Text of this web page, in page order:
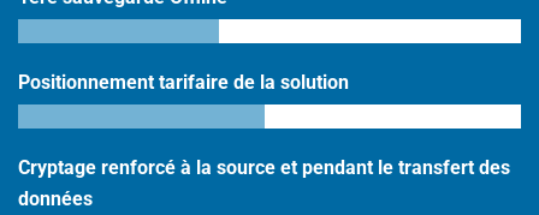
Positionnement tarifaire de la solution
Cryptage renforcé à la source et pendant le transfert des
données